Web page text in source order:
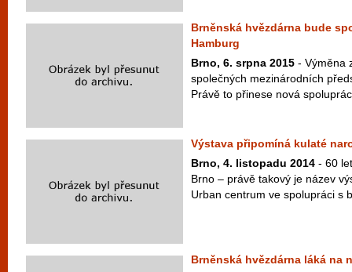
Brněnská hvězdárna bude
Hamburg
Brno, 6. srpna 2015 - Výměna
společných mezinárodních
Právě to přinese nová
Výstava připomíná kulaté
Brno, 4. listopadu 2014 - 60
Brno – právě takový je název
Urban centrum ve spolupráci s
Brněnská hvězdárna láká na